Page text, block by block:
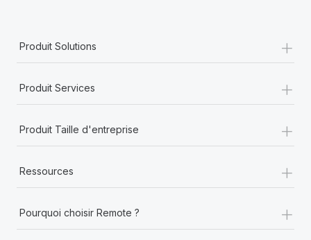
Produit Solutions +
Produit Services +
Produit Taille d'entreprise +
Ressources +
Pourquoi choisir Remote ? +